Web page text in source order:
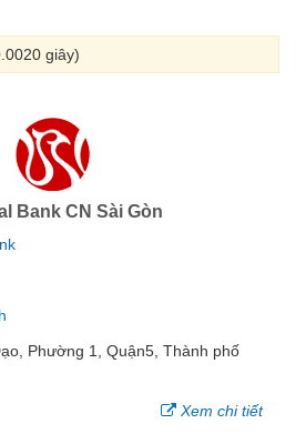
giây)
Bank CN Sài Gòn
Phường 1, Quận5, Thành phố
Xem chi tiết